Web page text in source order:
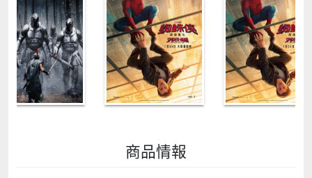
商品情報